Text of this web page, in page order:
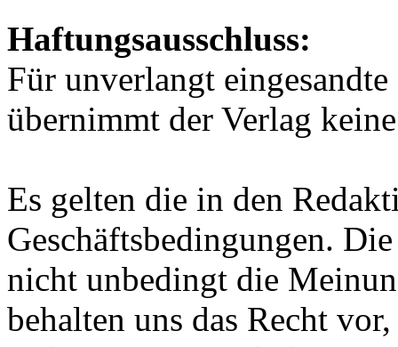
Haftungsausschluss:
Für unverlangt
übernimmt der Verlag
Es gelten die in den
Geschäftsbedingungen.
nicht unbedingt die
behalten uns das Recht